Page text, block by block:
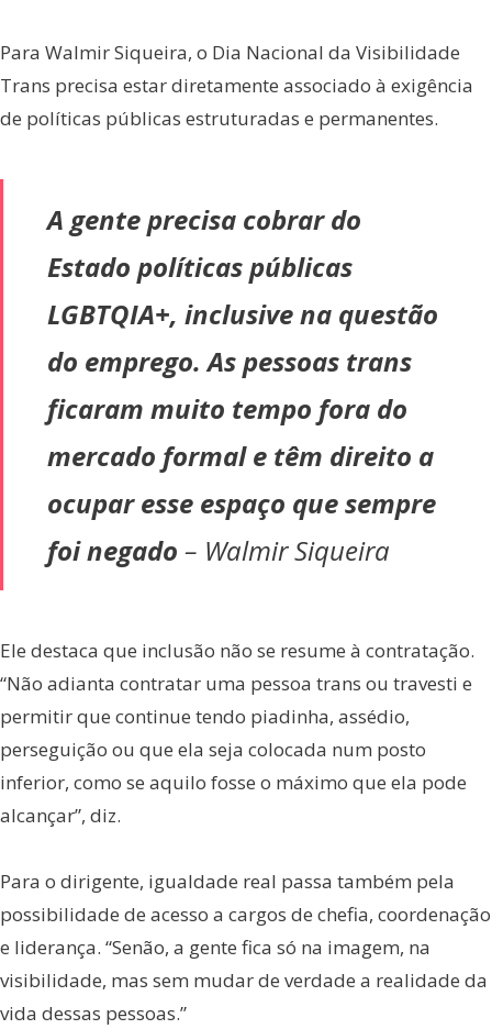
Para Walmir Siqueira, o Dia Nacional da Visibilidade
Trans precisa estar diretamente associado à exigência
de políticas públicas estruturadas e permanentes.
A gente precisa cobrar do
Estado políticas públicas
LGBTQIA+, inclusive na questão
do emprego. As pessoas trans
ficaram muito tempo fora do
mercado formal e têm direito a
ocupar esse espaço que sempre
foi negado – Walmir Siqueira
Ele destaca que inclusão não se resume à contratação.
“Não adianta contratar uma pessoa trans ou travesti e
permitir que continue tendo piadinha, assédio,
perseguição ou que ela seja colocada num posto
inferior, como se aquilo fosse o máximo que ela pode
alcançar”, diz.
Para o dirigente, igualdade real passa também pela
possibilidade de acesso a cargos de chefia, coordenação
e liderança. “Senão, a gente fica só na imagem, na
visibilidade, mas sem mudar de verdade a realidade da
vida dessas pessoas.”